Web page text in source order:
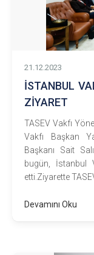
21.12.2023
İSTANBUL
ZİYARET
TASEV Vakfı
Vakfı Başkan
Başkanı Sait
bugün, İstanbul
etti.Ziyarette
Devamını Oku